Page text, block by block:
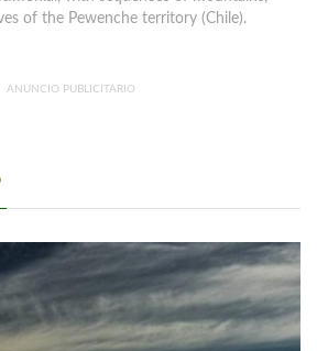
of the Pewenche territory (Chile).
ANUNCIO PUBLICITARIO